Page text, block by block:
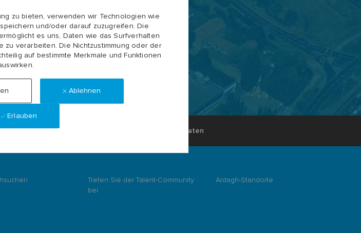
zu bieten, verwenden wir Technologien wie
und/oder darauf zuzugreifen. Die
es uns, Daten wie das Surfverhalten
zu verarbeiten. Die Nichtzustimmung oder der
auf bestimmte Merkmale und Funktionen
Ablehnen
Erlauben
anzeigen
Persönliche Daten
Treten Sie der Talent-Community
bei
Ardagh-Standorte